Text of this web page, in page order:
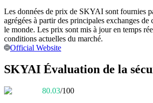
Profitez du partage des bénéfices et des
trading
Les données de prix de SKYAI sont fournies
agrégées à partir des principales exchanges de
le monde. Les prix sont mis à jour en temps
conditions actuelles du marché.
Official Website
SKYAI Évaluation de la
80.03/100